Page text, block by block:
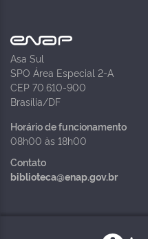
Asa Sul
SPO Área Especial 2-A
CEP 70.610-900
Brasília/DF
Horário de funcionamento
08h00 às 18h00
Contato
biblioteca@enap.gov.br